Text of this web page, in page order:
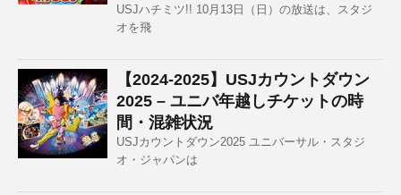
USJハチミツ!! 10月13日（日）の放送は、スタジ
オを飛
【2024-2025】USJカウントダウン
2025 – ユニバ年越しチケットの時
間・混雑状況
USJカウントダウン2025 ユニバーサル・スタジ
オ・ジャパンは